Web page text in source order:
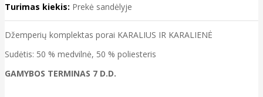
Turimas kiekis: Prekė sandėlyje
Džemperių komplektas porai KARALIUS IR KARALIENĖ
Sudėtis: 50 % medvilnė, 50 % poliesteris
GAMYBOS TERMINAS 7 D.D.